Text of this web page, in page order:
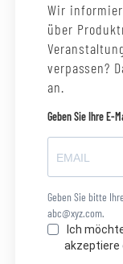
Wir
über
verpassen?
an.
Geben Sie Ihre E-
Geben Sie bitte
abc@xyz.com.
Ich
akzeptiere